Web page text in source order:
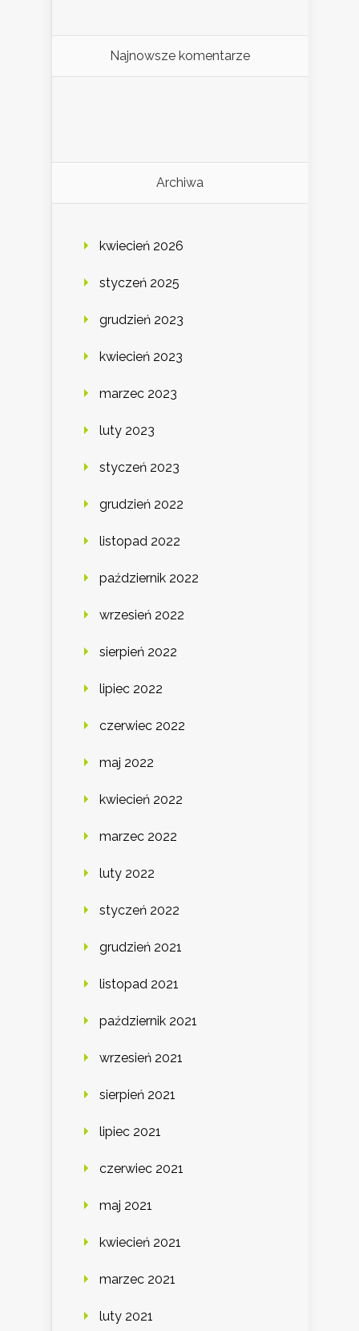
Najnowsze komentarze
Archiwa
kwiecień 2026
styczeń 2025
grudzień 2023
kwiecień 2023
marzec 2023
luty 2023
styczeń 2023
grudzień 2022
listopad 2022
październik 2022
wrzesień 2022
sierpień 2022
lipiec 2022
czerwiec 2022
maj 2022
kwiecień 2022
marzec 2022
luty 2022
styczeń 2022
grudzień 2021
listopad 2021
październik 2021
wrzesień 2021
sierpień 2021
lipiec 2021
czerwiec 2021
maj 2021
kwiecień 2021
marzec 2021
luty 2021